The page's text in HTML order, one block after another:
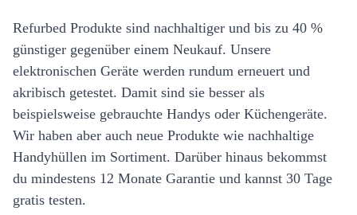
Refurbed Produkte sind nachhaltiger und bis zu 40 %
günstiger gegenüber einem Neukauf. Unsere
elektronischen Geräte werden rundum erneuert und
akribisch getestet. Damit sind sie besser als
beispielsweise gebrauchte Handys oder Küchengeräte.
Wir haben aber auch neue Produkte wie nachhaltige
Handyhüllen im Sortiment. Darüber hinaus bekommst
du mindestens 12 Monate Garantie und kannst 30 Tage
gratis testen.